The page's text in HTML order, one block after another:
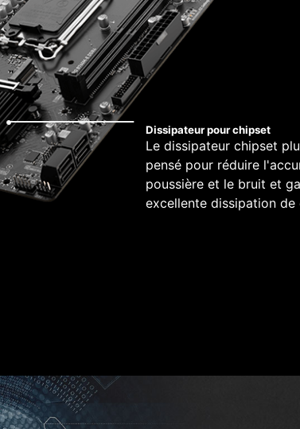
Dissipateur pour chipset
Le dissipateur chipset
pensé pour réduire
poussière et le bruit et
excellente dissipation de